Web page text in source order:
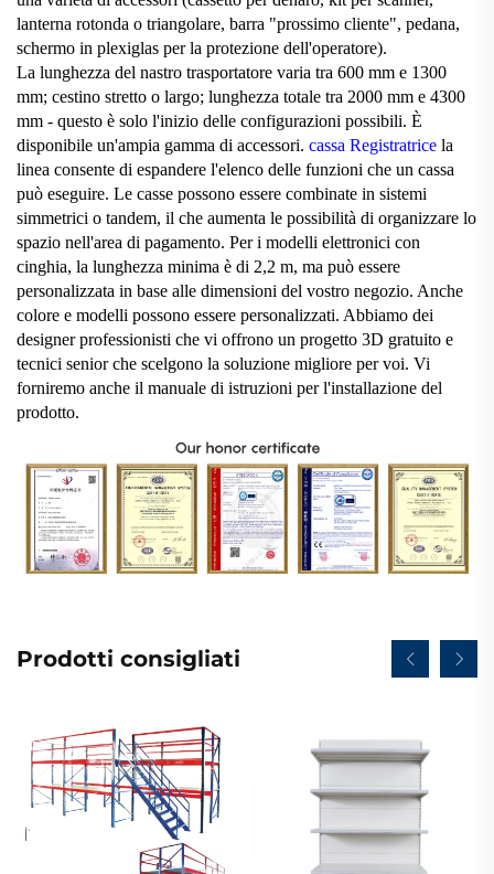
lanterna rotonda o triangolare, barra "prossimo cliente", pedana,
schermo in plexiglas per la protezione dell'operatore).
La lunghezza del nastro trasportatore varia tra 600 mm e 1300
mm; cestino stretto o largo; lunghezza totale tra 2000 mm e 4300
mm - questo è solo l'inizio delle configurazioni possibili. È
disponibile un'ampia gamma di accessori. cassa Registratrice la
linea consente di espandere l'elenco delle funzioni che un cassa
può eseguire. Le casse possono essere combinate in sistemi
simmetrici o tandem, il che aumenta le possibilità di organizzare lo
spazio nell'area di pagamento. Per i modelli elettronici con
cinghia, la lunghezza minima è di 2,2 m, ma può essere
personalizzata in base alle dimensioni del vostro negozio. Anche
colore e modelli possono essere personalizzati. Abbiamo dei
designer professionisti che vi offrono un progetto 3D gratuito e
tecnici senior che scelgono la soluzione migliore per voi. Vi
forniremo anche il manuale di istruzioni per l'installazione del
prodotto.
Prodotti consigliati